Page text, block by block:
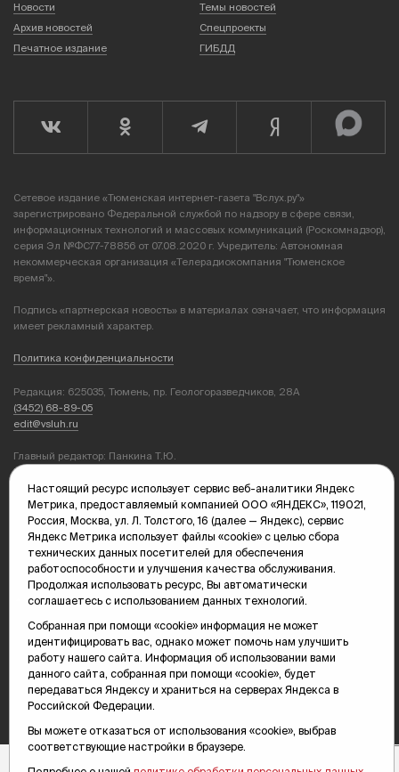
Новости
Темы новостей
Архив новостей
Спецпроекты
Печатное издание
ГИБДД
Сетевое издание «Тюменская интернет-газета "Вслух.ру"»
зарегистрировано Федеральной службой по надзору в сфере связи,
информационных технологий и массовых коммуникаций (Роскомнадзор),
серия Эл №ФС77-78856 от 07.08.2020 г. Учредитель: Автономная
некоммерческая организация «Телерадиокомпания "Тюменское
время"».
Подпись «партнерская новость» в материалах означает, что информация
имеет рекламный характер.
Политика конфиденциальности
Редакция: 625035, Тюмень, пр. Геологоразведчиков, 28А
(3452) 68-89-05
edit@vsluh.ru
Главный редактор: Панкина Т.Ю.
kika@vsluh.ru
По вопросам рекламы:
(3452) 68-89-78
kotovaev@sibinformburo.ru
mim@vsluh.ru
© 2000-2026 Тюменская интернет-газета «Вслух.ру»
Карта сайта
Настоящий ресурс использует сервис веб-аналитики Яндекс
Метрика, предоставляемый компанией ООО «ЯНДЕКС», 119021,
Россия, Москва, ул. Л. Толстого, 16 (далее — Яндекс), сервис
Яндекс Метрика использует файлы «cookie» с целью сбора
технических данных посетителей для обеспечения
работоспособности и улучшения качества обслуживания.
Продолжая использовать ресурс, Вы автоматически
соглашаетесь с использованием данных технологий.
Собранная при помощи «cookie» информация не может
идентифицировать вас, однако может помочь нам улучшить
работу нашего сайта. Информация об использовании вами
данного сайта, собранная при помощи «cookie», будет
передаваться Яндексу и храниться на серверах Яндекса в
Российской Федерации.
Вы можете отказаться от использования «cookie», выбрав
соответствующие настройки в браузере.